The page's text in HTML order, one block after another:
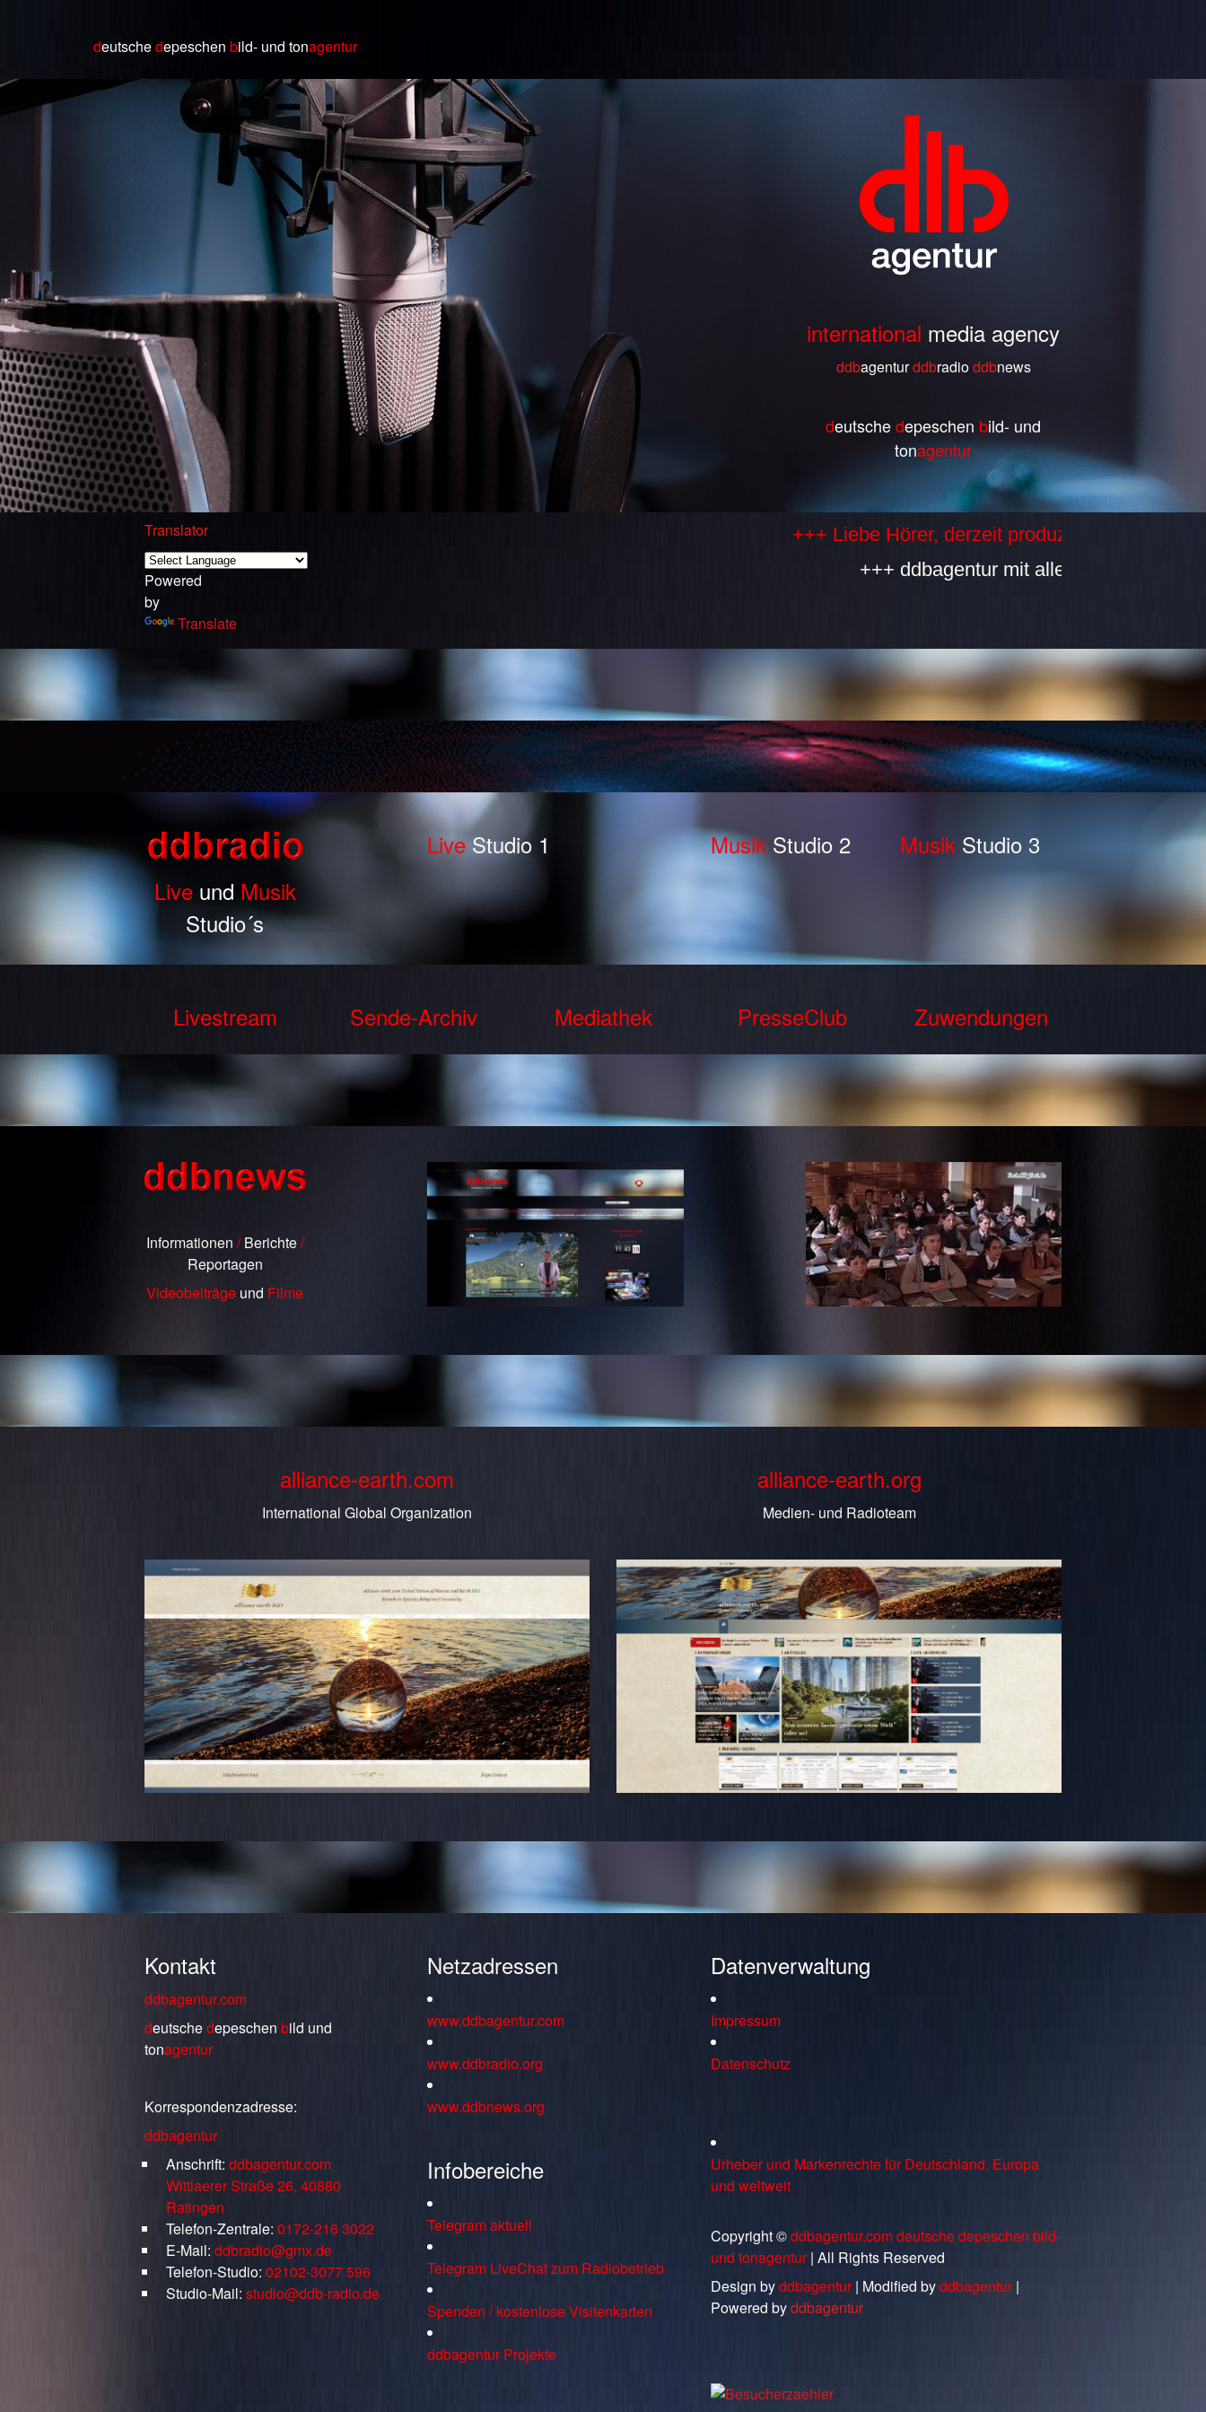
deutschedepeschen bild- und tonagentur
international media agency
ddbagenturddbradioddbnews
deutschedepeschen bild- und
tonagentur
Translator
Powered
by
Translate
+++ Liebe Hörer, derzeit produzieren wir selbst keine
+++ ddbagentur mit allen Bestandteilen ist
Live und Musik
Studio´s
Live Studio 1 Musik Studio 2 MusikStudio 3
Livestream Sende-Archiv Mediathek PresseClub Zuwendungen
Informationen /Berichte/
Reportagen
Videobeiträge und Filme
alliance-earth.com
International Global Organization
alliance-earth.org
Medien- und Radioteam
Kontakt
ddbagentur.com
deutschedepeschen bild und
tonagentur
Korrespondenzadresse:
ddbagentur
Anschrift: ddbagentur.com
Wittlaerer Straße 26, 40880
Ratingen
Telefon-Zentrale: 0172-216 3022
E-Mail: ddbradio@gmx.de
Telefon-Studio: 02102-3077 596
Studio-Mail: studio@ddb-radio.de
Netzadressen
www.ddbagentur.com
www.ddbradio.org
www.ddbnews.org
Infobereiche
Telegram aktuell
Telegram LiveChat zum Radiobetrieb
Spenden / kostenlose Visitenkarten
ddbagentur Projekte
Datenverwaltung
Impressum
Datenschutz
Urheber und Markenrechte für Deutschland, Europa
und weltweit
Copyright ©ddbagentur.com deutsche depeschen bild-
und tonagentur| All Rights Reserved
Design byddbagentur| Modified byddbagentur|
Powered byddbagentur